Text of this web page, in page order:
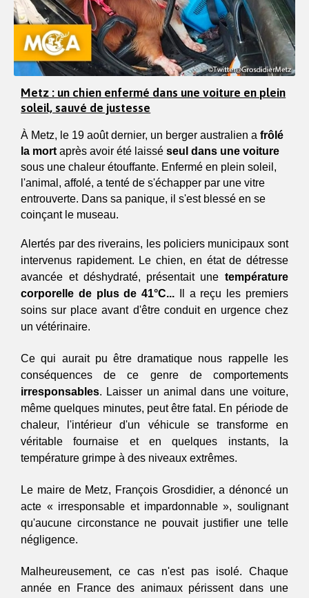
Metz : un chien enfermé dans une voiture en plein
soleil, sauvé de justesse
À Metz, le 19 août dernier, un berger australien a frôlé
la mort après avoir été laissé seul dans une voiture
sous une chaleur étouffante. Enfermé en plein soleil,
l'animal, affolé, a tenté de s'échapper par une vitre
entrouverte. Dans sa panique, il s'est blessé en se
coinçant le museau.
Alertés par des riverains, les policiers municipaux sont
intervenus rapidement. Le chien, en état de détresse
avancée et déshydraté, présentait une température
corporelle de plus de 41°C... Il a reçu les premiers
soins sur place avant d'être conduit en urgence chez
un vétérinaire.
Ce qui aurait pu être dramatique nous rappelle les
conséquences de ce genre de comportements
irresponsables. Laisser un animal dans une voiture,
même quelques minutes, peut être fatal. En période de
chaleur, l'intérieur d'un véhicule se transforme en
véritable fournaise et en quelques instants, la
température grimpe à des niveaux extrêmes.
Le maire de Metz, François Grosdidier, a dénoncé un
acte « irresponsable et impardonnable », soulignant
qu'aucune circonstance ne pouvait justifier une telle
négligence.
Malheureusement, ce cas n'est pas isolé. Chaque
année en France des animaux périssent dans une